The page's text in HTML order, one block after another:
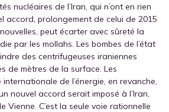
nucléaires de l’Iran, qui n’ont en rien
accord, prolongement de celui de 2015
peut écarter avec sûreté la
par les mollahs. Les bombes de l’état
des centrifugeuses iraniennes
de mètres de la surface. Les
de l’énergie, en revanche,
nouvel accord serait imposé à l’Iran,
Vienne. C’est la seule voie rationnelle